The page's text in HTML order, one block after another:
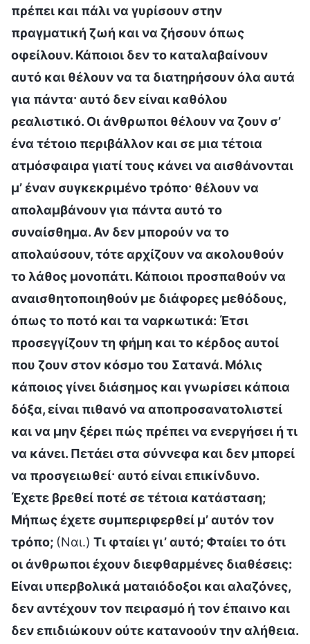
πρέπει και πάλι να γυρίσουν στην
πραγματική ζωή και να ζήσουν όπως
οφείλουν. Κάποιοι δεν το καταλαβαίνουν
αυτό και θέλουν να τα διατηρήσουν όλα αυτά
για πάντα· αυτό δεν είναι καθόλου
ρεαλιστικό. Οι άνθρωποι θέλουν να ζουν σ’
ένα τέτοιο περιβάλλον και σε μια τέτοια
ατμόσφαιρα γιατί τους κάνει να αισθάνονται
μ’ έναν συγκεκριμένο τρόπο· θέλουν να
απολαμβάνουν για πάντα αυτό το
συναίσθημα. Αν δεν μπορούν να το
απολαύσουν, τότε αρχίζουν να ακολουθούν
το λάθος μονοπάτι. Κάποιοι προσπαθούν να
αναισθητοποιηθούν με διάφορες μεθόδους,
όπως το ποτό και τα ναρκωτικά: Έτσι
προσεγγίζουν τη φήμη και το κέρδος αυτοί
που ζουν στον κόσμο του Σατανά. Μόλις
κάποιος γίνει διάσημος και γνωρίσει κάποια
δόξα, είναι πιθανό να αποπροσανατολιστεί
και να μην ξέρει πώς πρέπει να ενεργήσει ή τι
να κάνει. Πετάει στα σύννεφα και δεν μπορεί
να προσγειωθεί· αυτό είναι επικίνδυνο.
Έχετε βρεθεί ποτέ σε τέτοια κατάσταση;
Μήπως έχετε συμπεριφερθεί μ’ αυτόν τον
τρόπο; (Ναι.) Τι φταίει γι’ αυτό; Φταίει το ότι
οι άνθρωποι έχουν διεφθαρμένες διαθέσεις:
Είναι υπερβολικά ματαιόδοξοι και αλαζόνες,
δεν αντέχουν τον πειρασμό ή τον έπαινο και
δεν επιδιώκουν ούτε κατανοούν την αλήθεια.